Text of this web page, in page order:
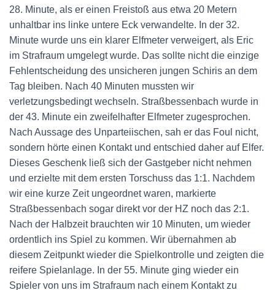
28. Minute, als er einen Freistoß aus etwa 20 Metern
unhaltbar ins linke untere Eck verwandelte. In der 32.
Minute wurde uns ein klarer Elfmeter verweigert, als Eric
im Strafraum umgelegt wurde. Das sollte nicht die einzige
Fehlentscheidung des unsicheren jungen Schiris an dem
Tag bleiben. Nach 40 Minuten mussten wir
verletzungsbedingt wechseln. Straßbessenbach wurde in
der 43. Minute ein zweifelhafter Elfmeter zugesprochen.
Nach Aussage des Unparteiischen, sah er das Foul nicht,
sondern hörte einen Kontakt und entschied daher auf Elfer.
Dieses Geschenk ließ sich der Gastgeber nicht nehmen
und erzielte mit dem ersten Torschuss das 1:1. Nachdem
wir eine kurze Zeit ungeordnet waren, markierte
Straßbessenbach sogar direkt vor der HZ noch das 2:1.
Nach der Halbzeit brauchten wir 10 Minuten, um wieder
ordentlich ins Spiel zu kommen. Wir übernahmen ab
diesem Zeitpunkt wieder die Spielkontrolle und zeigten die
reifere Spielanlage. In der 55. Minute ging wieder ein
Spieler von uns im Strafraum nach einem Kontakt zu